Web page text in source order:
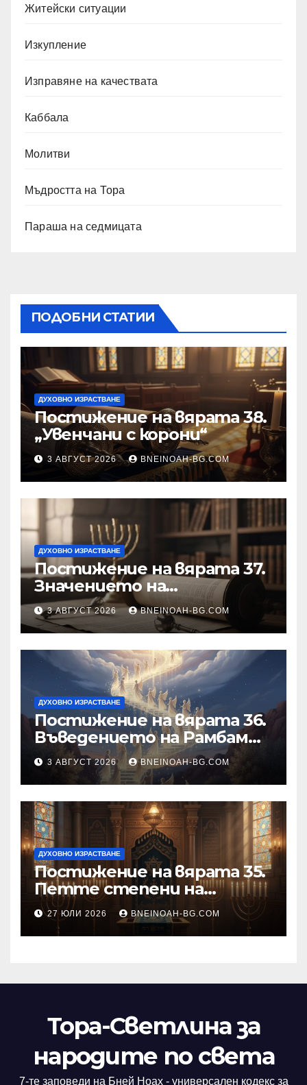
Житейски ситуации
Изкупление
Изправяне на качествата
Каббала
Молитви
Мъдростта на Тора
Параша на седмицата
ПОДОБНИ СТАТИИ
ДУХОВНО ИЗРАСТВАНЕ
Постижение на вярата 38.
„Увенчани с корони“
3 АВГУСТ 2026 BNEINOAH-BG.COM
ДУХОВНО ИЗРАСТВАНЕ
Постижение на вярата 37.
Значението на
познанието за същността
на Бъдещия свят
3 АВГУСТ 2026 BNEINOAH-BG.COM
ДУХОВНО ИЗРАСТВАНЕ
Постижение на вярата 36.
Въведението на Рамбам
към Тринадесетте Основи
3 АВГУСТ 2026 BNEINOAH-BG.COM
ДУХОВНО ИЗРАСТВАНЕ
Постижение на вярата 35.
Петте степени на
разкриване на истината
като основа на вярата
27 ЮЛИ 2026 BNEINOAH-BG.COM
Тора-Светлина за
народите по света
7-те заповеди на Бней Ноах - универсален кодекс за